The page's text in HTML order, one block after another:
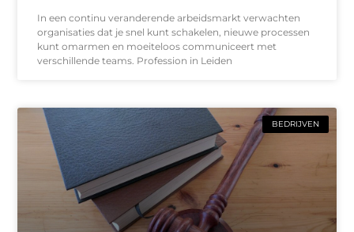
In een continu veranderende arbeidsmarkt verwachten
organisaties dat je snel kunt schakelen, nieuwe processen
kunt omarmen en moeiteloos communiceert met
verschillende teams. Profession in Leiden
BEDRIJVEN